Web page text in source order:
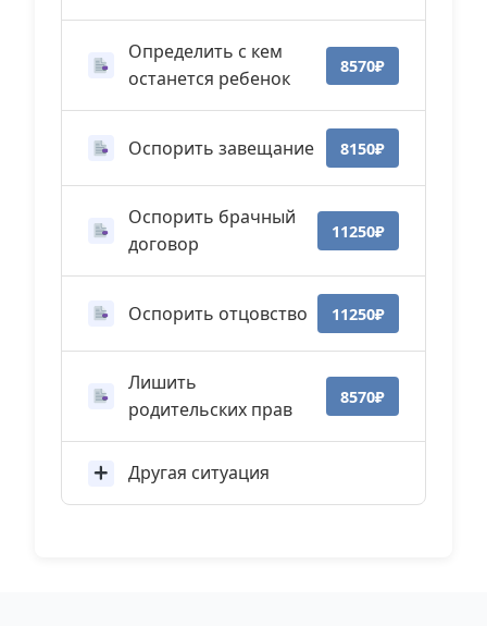
Определить с кем
останется ребенок
8570₽
Оспорить завещание 8150₽
Оспорить брачный
договор
11250₽
Оспорить отцовство 11250₽
Лишить
родительских прав
8570₽
Другая ситуация